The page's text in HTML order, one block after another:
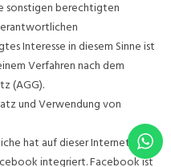
sonstigen berechtigten
Interesse in diesem Sinne ist
Verfahren nach dem
(AGG).
und Verwendung von
hat auf dieser Internetseite
integriert. Facebook ist